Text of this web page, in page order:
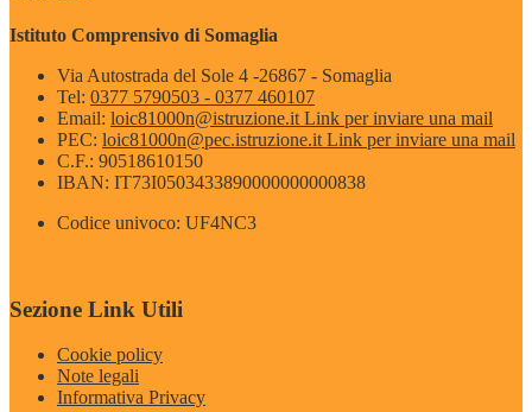
Istituto Comprensivo di Somaglia
Via Autostrada del Sole 4 -26867 - Somaglia
Tel: 0377 5790503 - 0377 460107
Email: loic81000n@istruzione.it Link per inviare una mail
PEC: loic81000n@pec.istruzione.it Link per inviare una mail
C.F.: 90518610150
IBAN: IT73I0503433890000000000838
Codice univoco: UF4NC3
Sezione Link Utili
Cookie policy
Note legali
Informativa Privacy